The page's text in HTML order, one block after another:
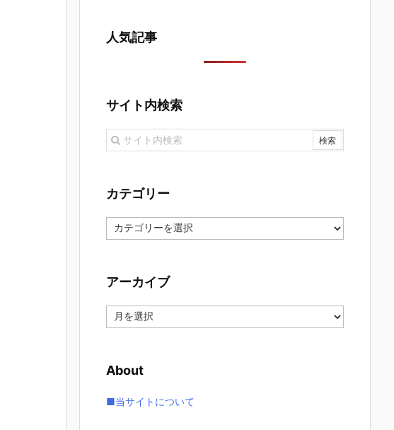
人気記事
サイト内検索
カテゴリー
カ
テ
ー
アーカイブ
ー
ブ
About
■当サイトについて